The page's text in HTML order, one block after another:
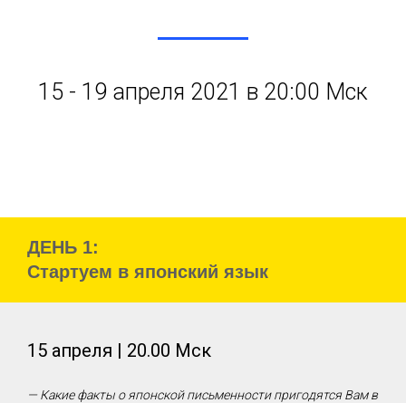
15 - 19 апреля 2021 в 20:00 Мск
ДЕНЬ 1:
Стартуем в японский язык
15 апреля | 20.00 Мск
— Какие факты о японской письменности пригодятся Вам в